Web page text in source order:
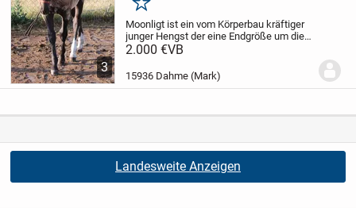
3
Merken
Moonligt ist ein vom Körperbau kräftiger
junger Hengst der eine Endgröße um die
150WH erreichen wird. Hat einen grünen
ein ruhiger Jung Hengst , hat auch...
2.000 €VB
15936 Dahme (Mark)
Landesweite Anzeigen